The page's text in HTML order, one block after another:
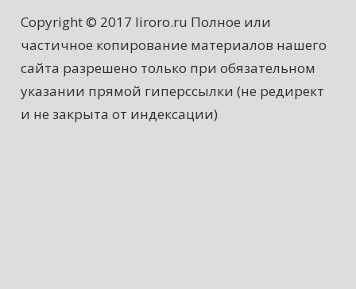
Copyright © 2017 liroro.ru Полное или
частичное копирование материалов нашего
сайта разрешено только при обязательном
указании прямой гиперссылки (не редирект
и не закрыта от индексации)